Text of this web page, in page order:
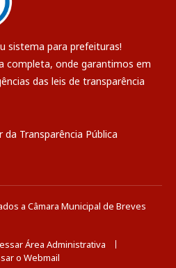
sistema para prefeituras!
completa, onde garantimos em
das leis de transparência
da Transparência Pública
a Câmara Municipal de Breves
Área Administrativa
o Webmail